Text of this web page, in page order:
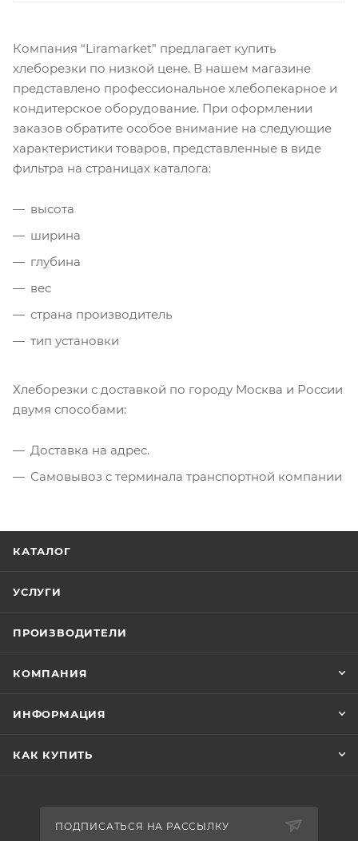
Компания “Liramarket” предлагает купить
хлеборезки по низкой цене. В нашем магазине
представлено профессиональное хлебопекарное и
кондитерское оборудование. При оформлении
заказов обратите особое внимание на следующие
характеристики товаров, представленные в виде
фильтра на страницах каталога:
высота
ширина
глубина
вес
страна производитель
тип установки
Хлеборезки с доставкой по городу Москва и России
двумя способами:
Доставка на адрес.
Самовывоз с терминала транспортной компании
КАТАЛОГ
УСЛУГИ
ПРОИЗВОДИТЕЛИ
КОМПАНИЯ
ИНФОРМАЦИЯ
КАК КУПИТЬ
ПОДПИСАТЬСЯ НА РАССЫЛКУ